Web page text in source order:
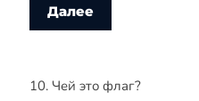
10. Чей это флаг?